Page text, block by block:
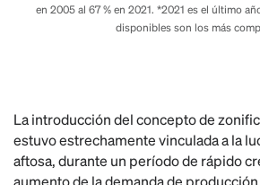
en 2005 al 67 % en 2021. *2021 es el último
disponibles son los más
La introducción del concepto de
estuvo estrechamente vinculada a la
aftosa, durante un período de rápido